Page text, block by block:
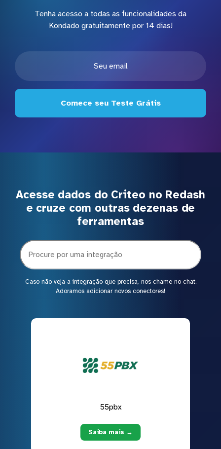
Tenha acesso a todas as funcionalidades da
Kondado gratuitamente por 14 dias!
Comece seu Teste Grátis
Acesse dados do Criteo no Redash
e cruze com outras dezenas de
ferramentas
Caso não veja a integração que precisa, nos chame no chat.
Adoramos adicionar novos conectores!
55pbx
Saiba mais →